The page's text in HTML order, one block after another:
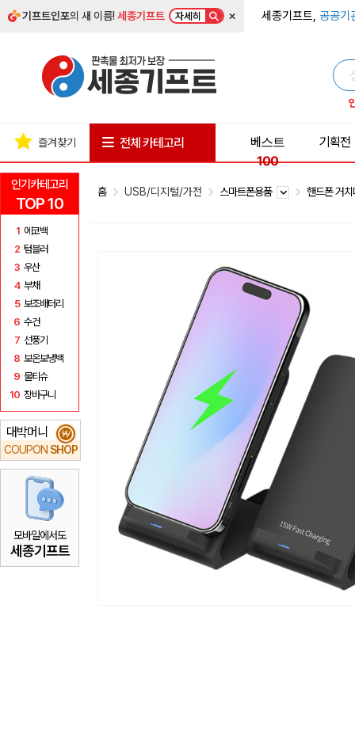
기프트인포의 새 이름!세종기프트 자세히 × 세종기프트, 공공기
인기카테고리
TOP 10
1 에코백
2 텀블러
3 우산
4 부채
5 보조배터리
6 수건
7 선풍기
8 보온보냉백
9 물티슈
10 장바구니
대박머니
COUPON SHOP
₩
모바일에서도
세종기프트
즐겨찾기 전체 카테고리
베스트
100
기획전
홈 USB/디지털/가전 스마트폰용품 핸드폰 거